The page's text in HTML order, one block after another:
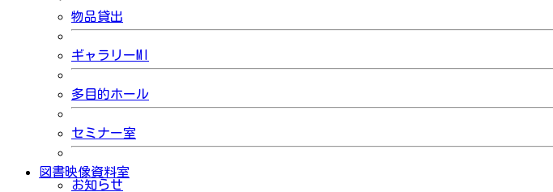
物品貸出
ギャラリーMI
多目的ホール
セミナー室
図書映像資料室
お知らせ